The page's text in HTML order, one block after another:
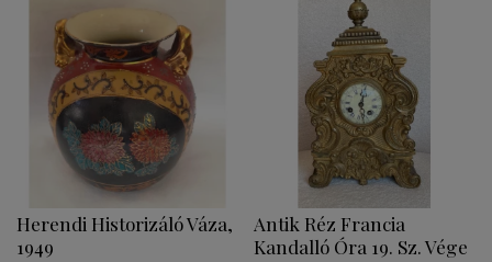
Herendi Historizáló Váza,
1949
Antik Réz Francia
Kandalló Óra 19. Sz. Vége